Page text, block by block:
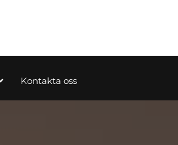
Kontakta oss